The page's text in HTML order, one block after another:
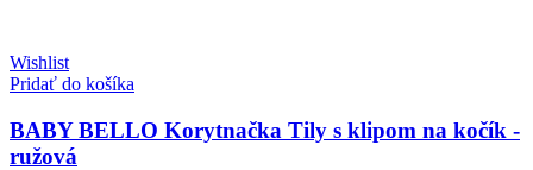
Wishlist
Pridať do košíka
BABY BELLO Korytnačka Tily s klipom na kočík -
ružová